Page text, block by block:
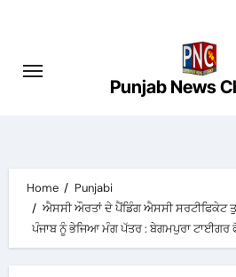
content
Punjab News
Home
Punjabi
ਐਸਸੀ ਔਰਤਾਂ ਦੇ ਪੈਂਡਿੰਗ ਐਸਸੀ ਸਰਟੀਫਿਕੇਟ
ਪੰਜਾਬ ਨੂੰ ਭੇਜਿਆ ਮੰਗ ਪੱਤਰ : ਬੇਗਮਪੁਰਾ ਟਾਈਗਰ